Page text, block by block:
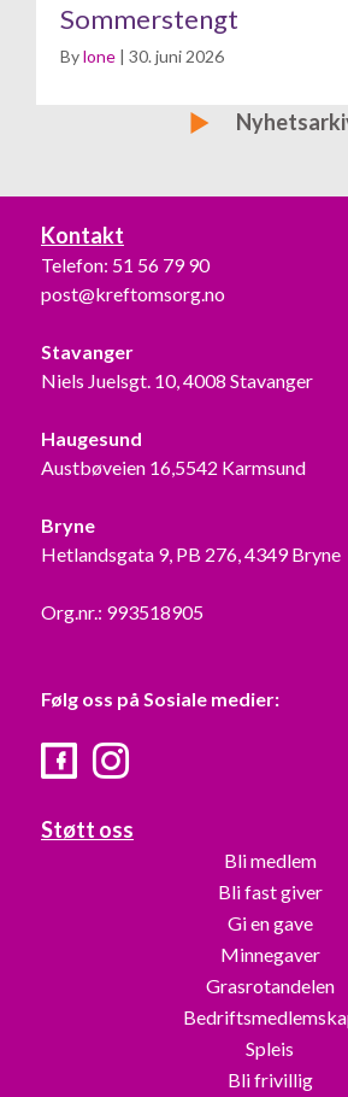
Sommerstengt
Bylone | 30. juni 2026
Bli medlem
Kontakt
Telefon: 51 56 79 90
post@kreftomsorg.no
Stavanger
Niels Juelsgt. 10, 4008 Stavanger
Haugesund
Austbøveien 16,5542 Karmsund
Bryne
Hetlandsgata 9, PB 276, 4349 Bryne
Org.nr.: 993518905
Følg oss på Sosiale medier:
FacebookInstagram
Støtt oss
Bli medlem
Bli fast giver
Gi en gave
Minnegaver
Grasrotandelen
Spleis
Bli frivillig